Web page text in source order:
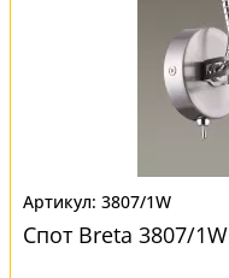
3807/1W
Спот Breta 3807/1W